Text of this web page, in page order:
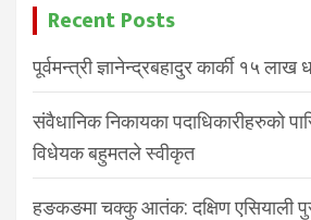
Recent Posts
पूर्वमन्त्री ज्ञानेन्द्रबहादुर कार्की १५ लाख
संवैधानिक निकायका पदाधिकारीहरुको
विधेयक बहुमतले स्वीकृत
हङकङमा चक्कु आतंक: दक्षिण एसियाली